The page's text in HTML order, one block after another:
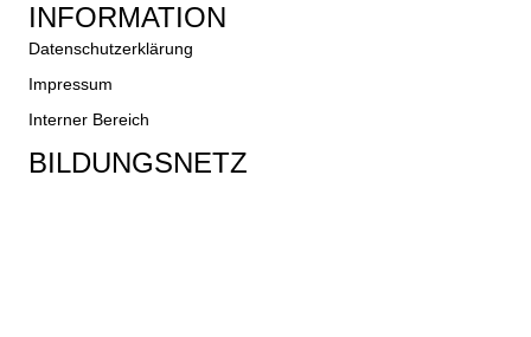
INFORMATION
Datenschutzerklärung
Impressum
Interner Bereich
BILDUNGSNETZ